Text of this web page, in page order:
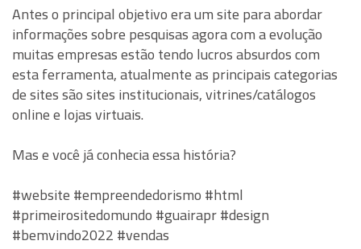
Antes o principal objetivo era um site para abordar
informações sobre pesquisas agora com a evolução
muitas empresas estão tendo lucros absurdos com
esta ferramenta, atualmente as principais categorias
de sites são sites institucionais, vitrines/catálogos
online e lojas virtuais.
Mas e você já conhecia essa história?
#website #empreendedorismo #html
#primeirositedomundo #guairapr #design
#bemvindo2022 #vendas